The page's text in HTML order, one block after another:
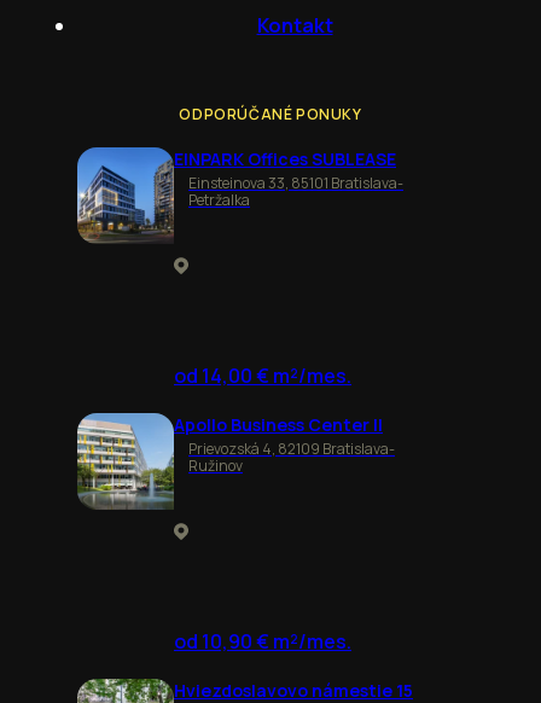
Kontakt
ODPORÚČANÉ PONUKY
EINPARK Offices SUBLEASE
Einsteinova 33, 85101 Bratislava-
Petržalka
od 14,00 € m²/mes.
Apollo Business Center II
Prievozská 4, 82109 Bratislava-
Ružinov
od 10,90 € m²/mes.
Hviezdoslavovo námestie 15